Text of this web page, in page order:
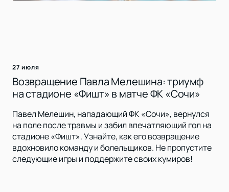
27 июля
Возвращение Павла Мелешина: триумф
на стадионе «Фишт» в матче ФК «Сочи»
Павел Мелешин, нападающий ФК «Сочи», вернулся
на поле после травмы и забил впечатляющий гол на
стадионе «Фишт». Узнайте, как его возвращение
вдохновило команду и болельщиков. Не пропустите
следующие игры и поддержите своих кумиров!